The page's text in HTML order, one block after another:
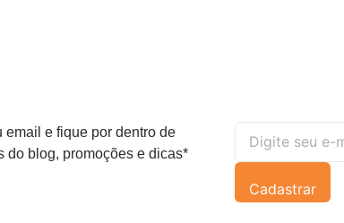
email e fique por dentro de
do blog, promoções e dicas*
Cadastrar